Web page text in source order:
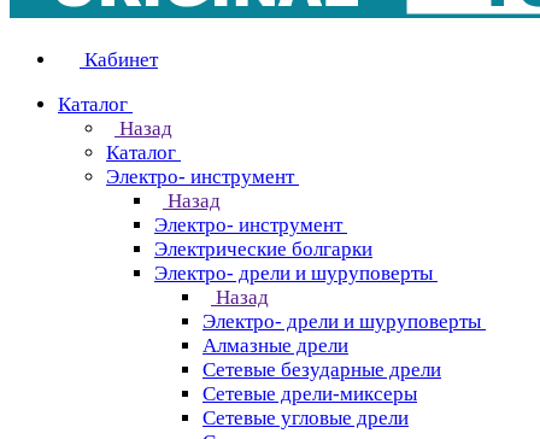
Кабинет
Каталог
Назад
Каталог
Электро- инструмент
Назад
Электро- инструмент
Электрические болгарки
Электро- дрели и шуруповерты
Назад
Электро- дрели и шуруповерты
Алмазные дрели
Сетевые безударные дрели
Сетевые дрели-миксеры
Сетевые угловые дрели